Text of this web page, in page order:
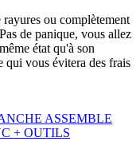
ou complètement
de panique, vous allez
état qu'à son
qui vous évitera des frais